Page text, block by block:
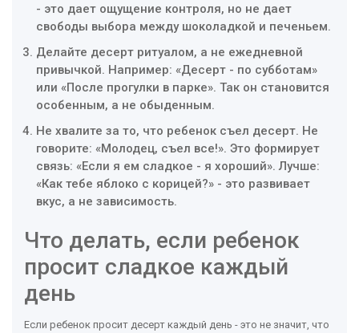
- это дает ощущение контроля, но не дает
свободы выбора между шоколадкой и печеньем.
Делайте десерт ритуалом, а не ежедневной
привычкой. Например: «Десерт - по субботам»
или «После прогулки в парке». Так он становится
особенным, а не обыденным.
Не хвалите за то, что ребенок съел десерт. Не
говорите: «Молодец, съел все!». Это формирует
связь: «Если я ем сладкое - я хороший». Лучше:
«Как тебе яблоко с корицей?» - это развивает
вкус, а не зависимость.
Что делать, если ребенок
просит сладкое каждый
день
Если ребенок просит десерт каждый день - это не значит, что